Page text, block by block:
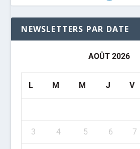
NEWSLETTERS PAR DATE
AOÛT 2026
L M M J V
3 4 5 6 7